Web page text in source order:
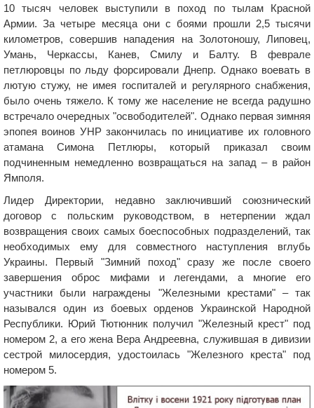
10 тысяч человек выступили в поход по тылам Красной
Армии. За четыре месяца они с боями прошли 2,5 тысячи
километров, совершив нападения на Золотоношу, Липовец,
Умань, Черкассы, Канев, Смилу и Балту. В феврале
петлюровцы по льду форсировали Днепр. Однако воевать в
лютую стужу, не имея госпиталей и регулярного снабжения,
было очень тяжело. К тому же население не всегда радушно
встречало очередных "освободителей". Однако первая зимняя
эпопея воинов УНР закончилась по инициативе их головного
атамана Симона Петлюры, который приказал своим
подчиненным немедленно возвращаться на запад – в район
Ямполя.
Лидер Директории, недавно заключивший союзнический
договор с польским руководством, в нетерпении ждал
возвращения своих самых боеспособных подразделений, так
необходимых ему для совместного наступления вглубь
Украины. Первый "Зимний поход" сразу же после своего
завершения оброс мифами и легендами, а многие его
участники были награждены "Железными крестами" – так
назывался один из боевых орденов Украинской Народной
Республики. Юрий Тютюнник получил "Железный крест" под
номером 2, а его жена Вера Андреевна, служившая в дивизии
сестрой милосердия, удостоилась "Железного креста" под
номером 5.